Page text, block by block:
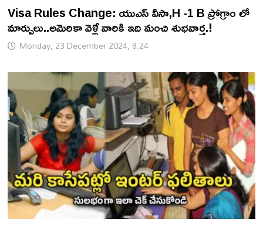
Visa Rules Change: యుఎస్ వీసా,H -1 B ప్రోగ్రాం లో
మార్పులు..అమెరికా వెళ్లే వారికి ఇది మంచి శుభవార్త.!
Monday, 23 December 2024, 8:24